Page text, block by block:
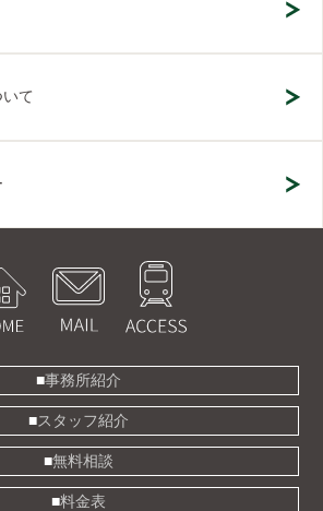
て
事務所紹介
スタッフ紹介
無料相談
料金表